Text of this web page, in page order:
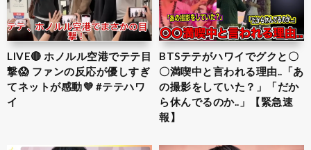
LIVE🔴 ホノルル空港でテテ目
撃😱 ファンの反応が優しすぎ
てネットが感動💜 #テテハワ
イ
BTSテテがハワイでグクと〇
〇満喫中と言われる理由..「あ
の撮影をしていた？」「だか
ら休んでるのか..」【緊急速
報】